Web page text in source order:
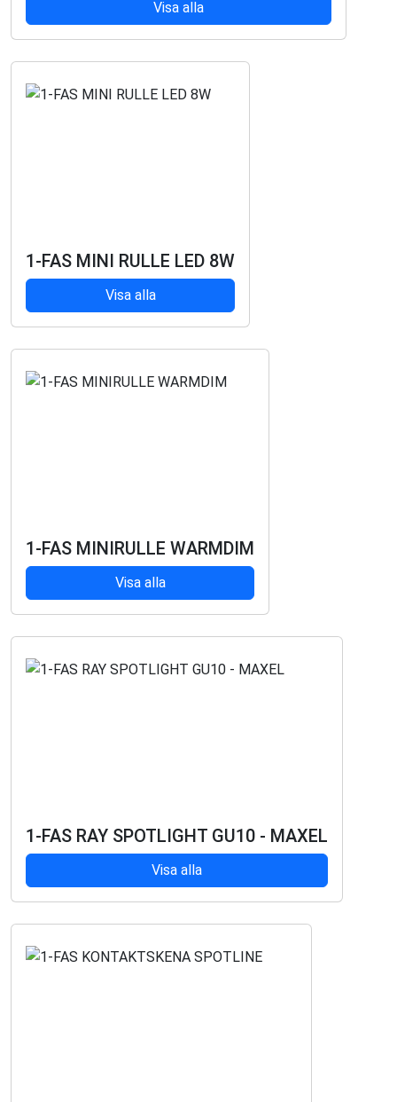
Visa alla
1-FAS MINI RULLE LED 8W
Visa alla
1-FAS MINIRULLE WARMDIM
Visa alla
1-FAS RAY SPOTLIGHT GU10 - MAXEL
Visa alla